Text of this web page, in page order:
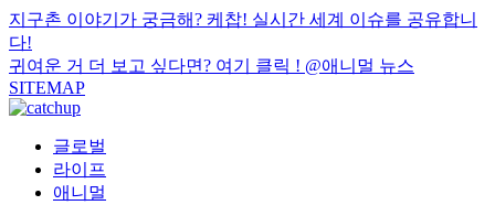
지구촌 이야기가 궁금해? 케찹! 실시간 세계 이슈를 공유합니
다!
귀여운 거 더 보고 싶다면? 여기 클릭 ! @애니멀 뉴스
SITEMAP
글로벌
라이프
애니멀